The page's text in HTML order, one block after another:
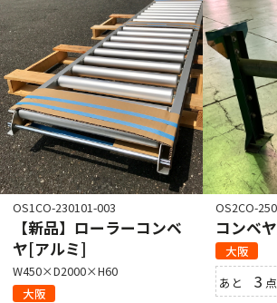
OS1CO-230101-003
【新品】ローラーコンベ
ヤ[アルミ]
W450×D2000×H60
大阪
OS2CO-
コンベ
大阪
あと3 点